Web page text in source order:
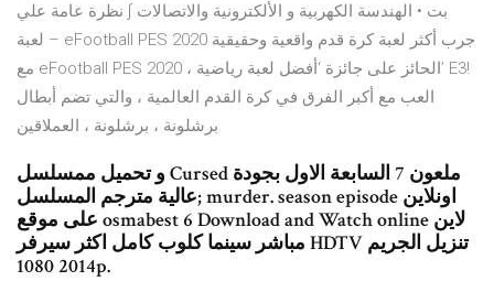
بت • الهندسة الكهربية و الألكترونية والاتصالات ∫ نظرة عامة علي
لعبة – eFootball PES 2020 جرب أكثر لعبة كرة قدم واقعية وحقيقية
مع eFootball PES 2020 ، الحائز على جائزة ‘أفضل لعبة رياضية’ E3!
العب مع أكبر الفرق في كرة القدم العالمية ، والتي تضم أبطال
برشلونة ، برشلونة ، العملاقين
و تحميل ممسلسل Cursed ملعون 7 السابعة الاول بجودة
عالية مترجم المسلسل; murder. season episode اونلاين
على موقع osmabest 6 Download and Watch online لاين
مباشر سينما كلوب كامل اكثر سيرفر HDTV تنزيل الجريم
2014 1080p.